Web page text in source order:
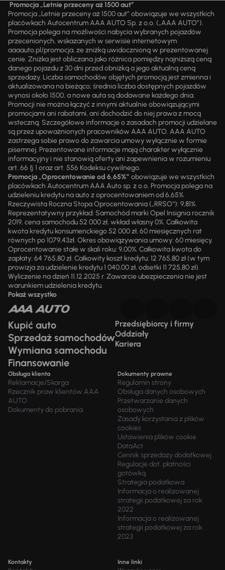
Promocja „Letnie przeceny aż 1500 aut”
Promocja „Letnie przeceny aż 1500 aut” obowiązuje we wszystkich
placówkach Autocentrum AAA AUTO Sp. z o.o. („AAA AUTO”).
Promocja polega na możliwości nabycia wybranych pojazdów
przecenionych, wskazanych w serwisie internetowym
aaaauto.pl/promocja, ze zniżką uwidocznioną w prezentowanej
cenie. Zniżka jest obliczana jako różnica pomiędzy najniższą ceną
danego pojazdu z 30 dni przed obniżką a jego aktualną ceną
sprzedaży. Liczba samochodów objętych promocją jest zmienna i
aktualizowana na bieżąco; średnia liczba dostępnych pojazdów
wynosi około 1500, a nowe auta są dodawane każdego dnia.
Promocji nie można łączyć z innymi aktualnie obowiązującymi
promocjami ani rabatami, ani dochodzić do niej prawa z mocą
wsteczną. Szczegółowe informacje o zasadach promocji udzielane
są przez upoważnionych pracowników AAA AUTO. AAA AUTO
zastrzega sobie prawo do zawarcia umowy wyłącznie w formie
pisemnej. Prezentowane informacje mają charakter wyłącznie
informacyjny i nie stanowią oferty ani zapewnienia w rozumieniu
art. 66 § 1 oraz art. 556 Kodeksu cywilnego.
Promocja „Oprocentowanie od 6,65%” obowiązuje we wszystkich
placówkach Autocentrum AAA Auto sp. z o.o. Promocja polega na
udzieleniu kredytu na auto z oprocentowaniem od 6,65%.
Rzeczywista Roczna Stopa Oprocentowania („RRSO“): 9,81%.
Reprezentatywny przykład: Samochód marki Opel Insignia rocznik
2019, cena samochodu 52 000 zł, wkład własny 0%. Całkowita
kwota kredytu konsumenckiego 52 000 zł, 60 miesięcznych rat
równych po 1079,43zł. Okres obowiązywania umowy: 60 miesięcy.
Oprocentowanie stałe w skali roku: 9,00%. Całkowita kwota do
zapłaty: 64 765,80 zł. Całkowity koszt kredytu: 12 765,80 zł (w tym
prowizja za udzielenie kredytu 1 040,00 zł, odsetki 11 725,80 zł).
Wyliczenie na dzień 11.12.2025 r. Zawarcie ubezpieczenia nie jest
warunkiem udzielenia kredytu.
Pokaż wszystko
Kupić auto
Sprzedaż samochodów
Wymiana samochodu
Finansowanie
Przedsiębiorcy i firmy
Oddziały
Kariera
Obsługa klienta
Reklamacje/Skarga
Rzecznik praw klientów AAA
AUTO
Dokumenty do pobrania
Dokumenty prawne
Regulamin strony
Obsługa danych osobowych
Przetwarzanie danych
osobowych
Zasady korzystania z plików
cookies
Ustawienia plików cookie
DataAct
Cennik sprzedaży dodatkowej
Regulacje dot. płatności
gotówką
Strategia podatkowa
Informacja o realizowanej
strategii podatkowej za rok
2022
Informacja o realizowanej
strategii podatkowej za rok
2023
Kontakty Inne linki